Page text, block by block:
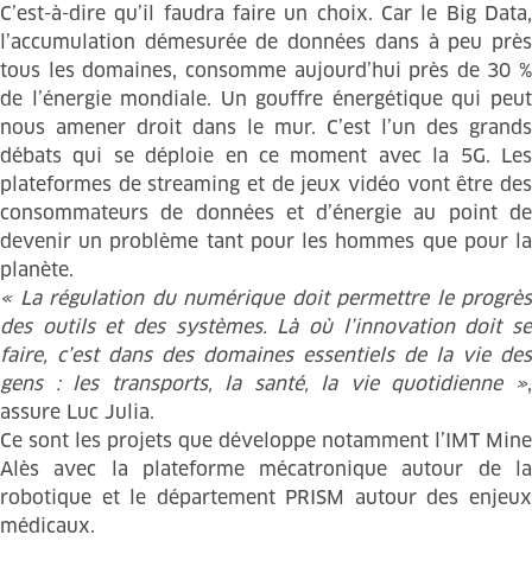
C’est-à-dire qu’il faudra faire un choix. Car le Big Data,
l’accumulation démesurée de données dans à peu près
tous les domaines, consomme aujourd’hui près de 30 %
de l’énergie mondiale. Un gouffre énergétique qui peut
nous amener droit dans le mur. C’est l’un des grands
débats qui se déploie en ce moment avec la 5G. Les
plateformes de streaming et de jeux vidéo vont être des
consommateurs de données et d’énergie au point de
devenir un problème tant pour les hommes que pour la
planète.
« La régulation du numérique doit permettre le progrès
des outils et des systèmes. Là où l’innovation doit se
faire, c’est dans des domaines essentiels de la vie des
gens : les transports, la santé, la vie quotidienne »,
assure Luc Julia.
Ce sont les projets que développe notamment l’IMT Mine
Alès avec la plateforme mécatronique autour de la
robotique et le département PRISM autour des enjeux
médicaux.